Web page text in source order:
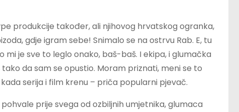
produkcije također, ali njihovog hrvatskog ogranka,
gdje igram sebe! Snimalo se na ostrvu Rab. E, tu
mi je sve to leglo onako, baš-baš. I ekipa, i glumačka
da sam se opustio. Moram priznati, meni se to
serija i film krenu – priča popularni pjevač.
prije svega od ozbiljnih umjetnika, glumaca